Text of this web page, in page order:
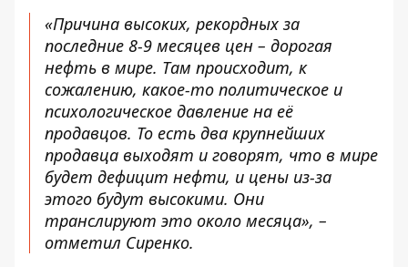
«Причина высоких, рекордных за
последние 8-9 месяцев цен – дорогая
нефть в мире. Там происходит, к
сожалению, какое-то политическое и
психологическое давление на её
продавцов. То есть два крупнейших
продавца выходят и говорят, что в мире
будет дефицит нефти, и цены из-за
этого будут высокими. Они
транслируют это около месяца», –
отметил Сиренко.